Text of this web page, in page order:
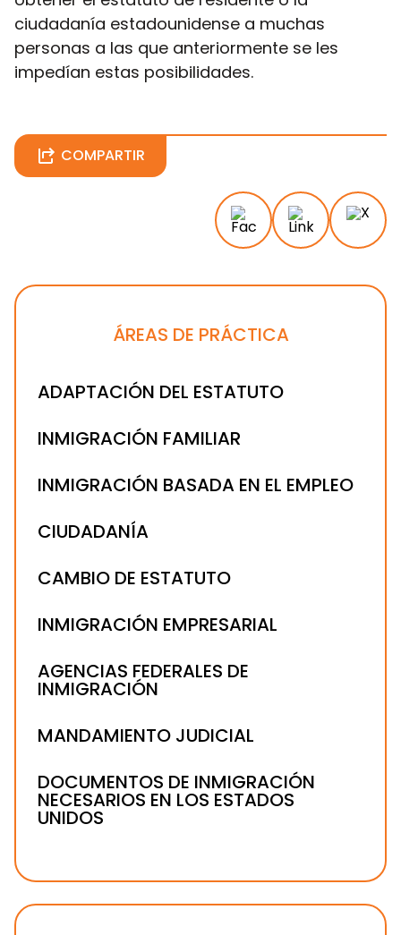
ciudadanía estadounidense a muchas
personas a las que anteriormente se les
impedían estas posibilidades.
COMPARTIR
ÁREAS DE PRÁCTICA
ADAPTACIÓN DEL ESTATUTO
INMIGRACIÓN FAMILIAR
INMIGRACIÓN BASADA EN EL EMPLEO
CIUDADANÍA
CAMBIO DE ESTATUTO
INMIGRACIÓN EMPRESARIAL
AGENCIAS FEDERALES DE
INMIGRACIÓN
MANDAMIENTO JUDICIAL
DOCUMENTOS DE INMIGRACIÓN
NECESARIOS EN LOS ESTADOS
UNIDOS